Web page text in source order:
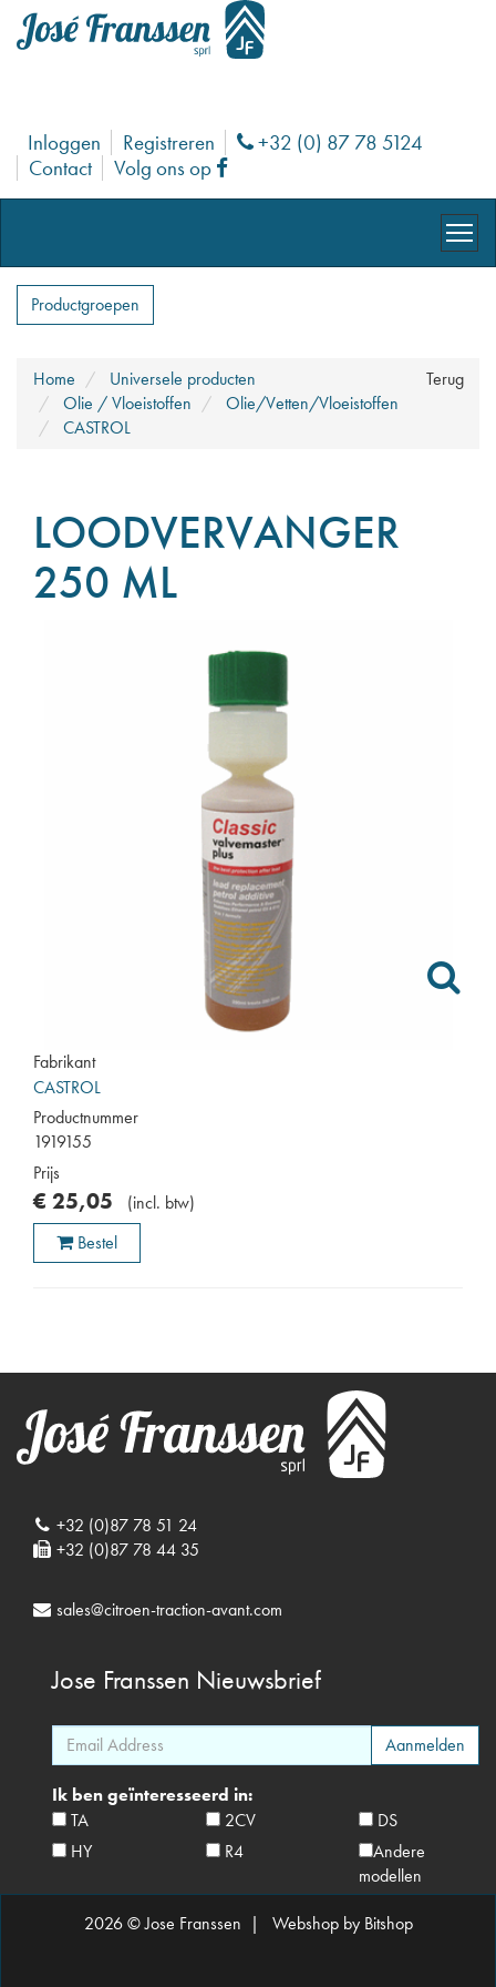
Inloggen Registreren Phone
+32 (0) 87 78 5124
Contact
Volg ons op Facebook
Productgroepen
Terug
Home
Universele producten
Olie / Vloeistoffen
Olie/Vetten/Vloeistoffen
CASTROL
LOODVERVANGER
250 ML
Fabrikant
CASTROL
Productnummer
1919155
Prijs
€ 25,05 (incl. btw)
Bestel
+32 (0)87 78 51 24
+32 (0)87 78 44 35
sales@citroen-traction-avant.com
Jose Franssen Nieuwsbrief
Ik ben geïnteresseerd in:
TA
2CV
DS
HY
R4
Andere
modellen
2026 © Jose Franssen | Webshop by Bitshop